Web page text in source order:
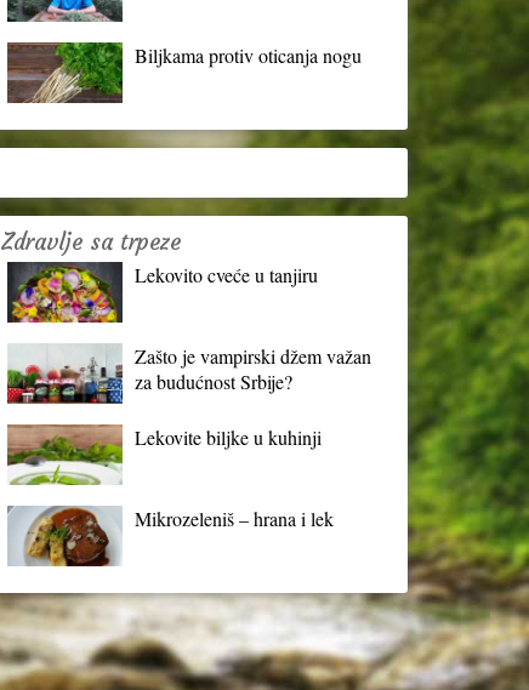
Biljkama protiv oticanja nogu
Zdravlje sa trpeze
Lekovito cveće u tanjiru
Zašto je vampirski džem važan
za budućnost Srbije?
Lekovite biljke u kuhinji
Mikrozeleniš – hrana i lek